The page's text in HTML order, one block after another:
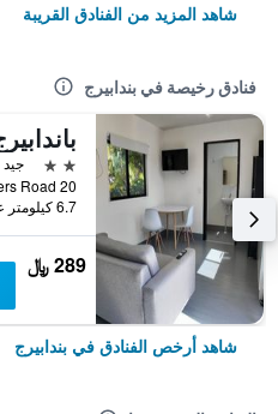
شاهد المزيد من الفنادق القريبة
فنادق رخيصة في بندابيرج
2 نجمتين
جيد 6.2
6.7 كيلومتر عن وسط المدينة
289 ﷼
شاهد أرخص الفنادق في بندابيرج